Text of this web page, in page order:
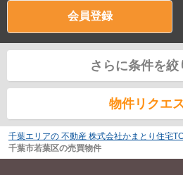
会員登録
さらに条件を絞
物件リクエ
千葉エリアの 不動産 株式会社かまとり住宅
千葉市若葉区の売買物件